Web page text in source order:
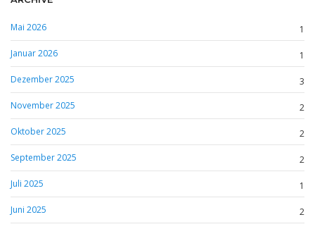
Mai 2026
1
Januar 2026
1
Dezember 2025
3
November 2025
2
Oktober 2025
2
September 2025
2
Juli 2025
1
Juni 2025
2